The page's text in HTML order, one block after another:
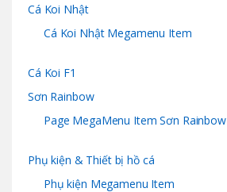
Cá Koi Nhật
Cá Koi Nhật Megamenu Item
Cá Koi F1
Sơn Rainbow
Page MegaMenu Item Sơn Rainbow
Phụ kiện & Thiết bị hồ cá
Phụ kiện Megamenu Item